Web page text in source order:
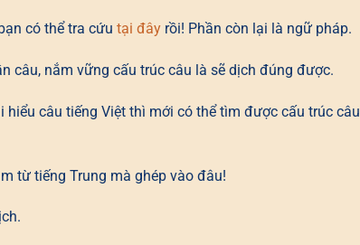
có thể tra cứu tại đây rồi! Phần còn lại là ngữ pháp.
câu, nắm vững cấu trúc câu là sẽ dịch đúng được.
hiểu câu tiếng Việt thì mới có thể tìm được cấu trúc câu
từ tiếng Trung mà ghép vào đâu!